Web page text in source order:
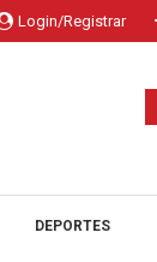
Login/Registrar
DEPORTES